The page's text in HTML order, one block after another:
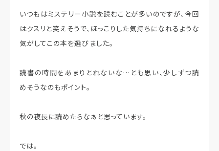
いつもはミステリー小説を読むことが多いのですが、今回
はクスリと笑えそうで、ほっこりした気持ちになれるような
気がしてこの本を選びました。
読書の時間をあまりとれないな…とも思い、少しずつ読
めそうなのもポイント。
秋の夜長に読めたらなぁと思っています。
では。